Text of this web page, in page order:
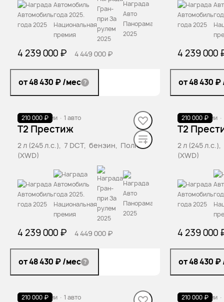
4 239 000 ₽ 4 449 000 ₽
от 48 430 ₽/мес
4 239 000
от 48 430 ₽
210 000 ₽
В наличии · 1 авто
T2 Престиж
2 л (245 л.с.), 7 DCT, бензин, Полный
(XWD)
4 239 000 ₽ 4 449 000 ₽
от 48 430 ₽/мес
210 000 ₽
В наличии ·
T2
2 л (245
(XWD)
4 239 000
от 48 430 ₽
210 000 ₽
В наличии · 1 авто 210 000 ₽
В наличии ·